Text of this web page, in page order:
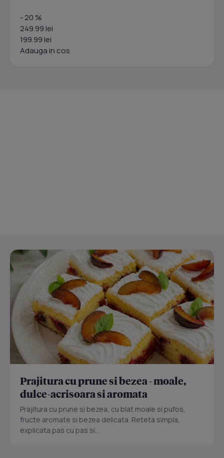
- 20 %
249.99 lei
199.99 lei
Adauga in cos
Prajitura cu prune si bezea - moale,
dulce-acrisoara si aromata
Prajitura cu prune si bezea, cu blat moale si pufos,
fructe aromate si bezea delicata. Reteta simpla,
explicata pas cu pas si...